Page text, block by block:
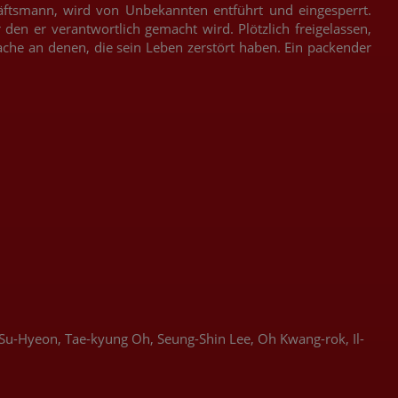
wird von Unbekannten entführt und eingesperrt.
er verantwortlich gemacht wird. Plötzlich freigelassen,
an denen, die sein Leben zerstört haben. Ein packender
Hyeon, Tae-kyung Oh, Seung-Shin Lee, Oh Kwang-rok, Il-